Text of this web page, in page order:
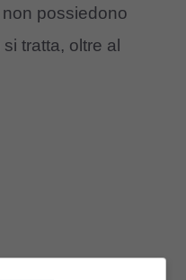
possiedono
tratta, oltre al